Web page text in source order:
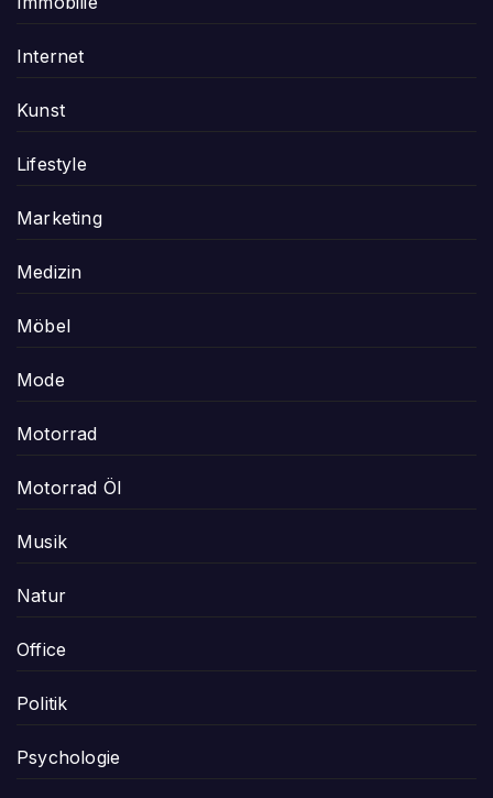
Internet
Kunst
Lifestyle
Marketing
Medizin
Möbel
Mode
Motorrad
Motorrad Öl
Musik
Natur
Office
Politik
Psychologie